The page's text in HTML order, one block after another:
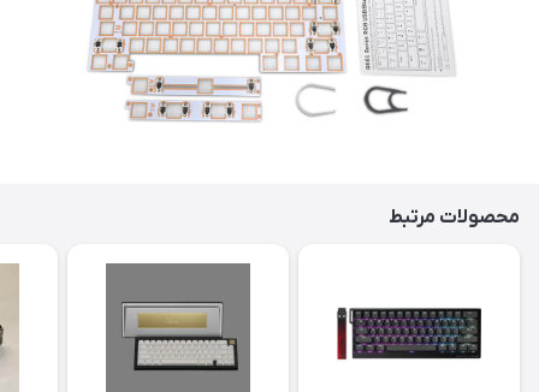
محصولات مرتبط